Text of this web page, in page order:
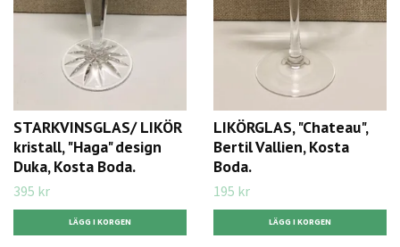
STARKVINSGLAS/ LIKÖR
kristall, "Haga" design
Duka, Kosta Boda.
395 kr
LIKÖRGLAS, "Chateau",
Bertil Vallien, Kosta
Boda.
195 kr